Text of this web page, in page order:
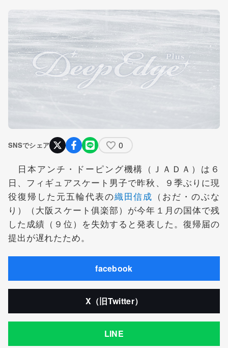
SNSでシェア 0
日本アンチ・ドーピング機構（ＪＡＤＡ）は６
日、フィギュアスケート男子で昨秋、９季ぶりに現
役復帰した元五輪代表の織田信成 （おだ・のぶな
り）（大阪スケート俱楽部）が今年１月の国体で残
した成績（９位）を失効すると発表した。復帰届の
提出が遅れたため。
facebook
X（旧Twitter）
LINE